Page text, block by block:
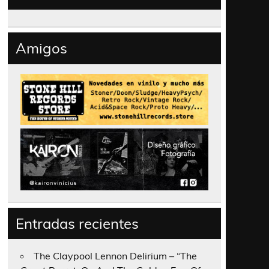
Amigos
Entradas recientes
The Claypool Lennon Delirium – “The